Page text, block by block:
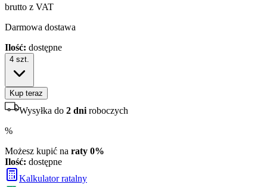
brutto z VAT
Darmowa dostawa
Ilość: dostępne
4 szt.
Kup teraz
Wysyłka do 2 dni roboczych
%
Możesz kupić na raty 0%
Ilość: dostępne
Kalkulator ratalny